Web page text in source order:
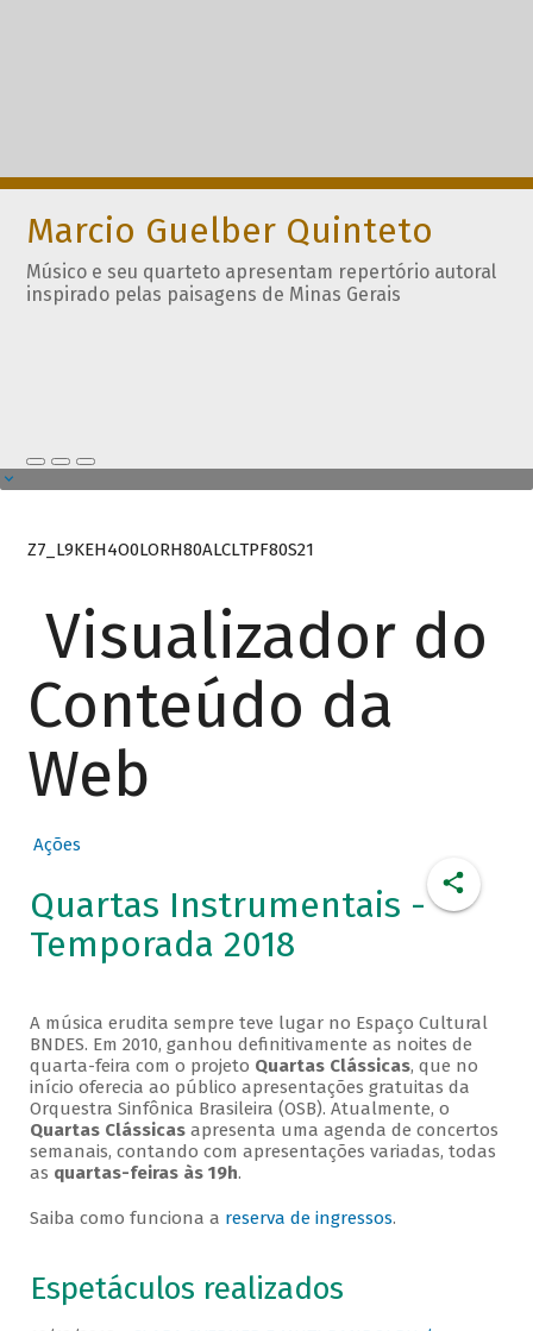
Marcio Guelber Quinteto
Músico e seu quarteto apresentam repertório autoral
inspirado pelas paisagens de Minas Gerais
Z7_L9KEH4O0LORH80ALCLTPF80S21
Visualizador do
Conteúdo da
Web
Ações
Quartas Instrumentais -
Temporada 2018
A música erudita sempre teve lugar no Espaço Cultural
BNDES. Em 2010, ganhou definitivamente as noites de
quarta-feira com o projeto Quartas Clássicas, que no
início oferecia ao público apresentações gratuitas da
Orquestra Sinfônica Brasileira (OSB). Atualmente, o
Quartas Clássicasapresenta uma agenda de concertos
semanais, contando com apresentações variadas, todas
as quartas-feiras às 19h.
Saiba como funciona a reserva de ingressos.
Espetáculos realizados